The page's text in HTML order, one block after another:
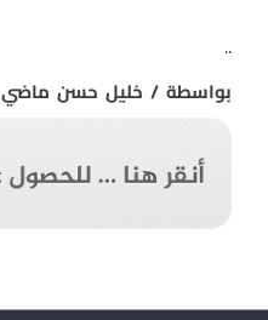
..
بواسطة / خليل حسن ماضي